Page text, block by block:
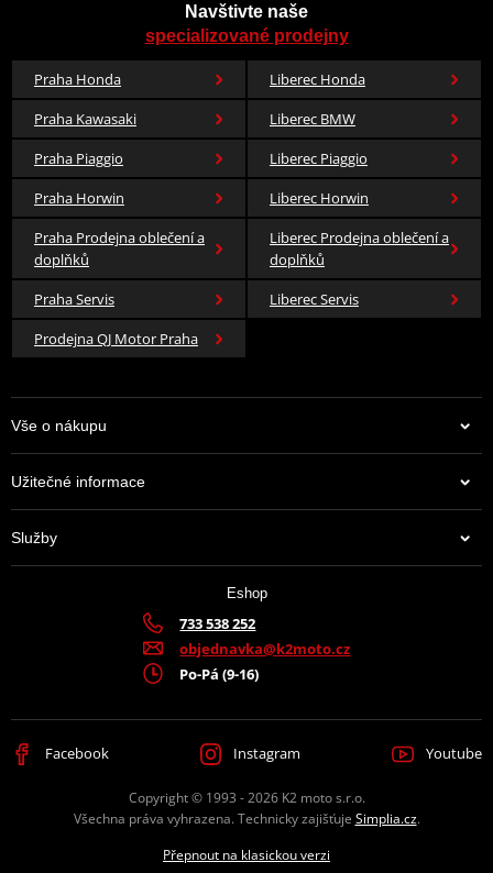
Navštivte naše
specializované prodejny
Praha Honda
Liberec Honda
Praha Kawasaki
Liberec BMW
Praha Piaggio
Liberec Piaggio
Praha Horwin
Liberec Horwin
Praha Prodejna oblečení a
doplňků
Liberec Prodejna oblečení a
doplňků
Praha Servis
Liberec Servis
Prodejna QJ Motor Praha
Vše o nákupu
Užitečné informace
Služby
Eshop
733 538 252
objednavka@k2moto.cz
Po-Pá (9-16)
Facebook Instagram Youtube
Copyright © 1993 - 2026 K2 moto s.r.o.
Všechna práva vyhrazena. Technicky zajišťuje Simplia.cz.
Přepnout na klasickou verzi